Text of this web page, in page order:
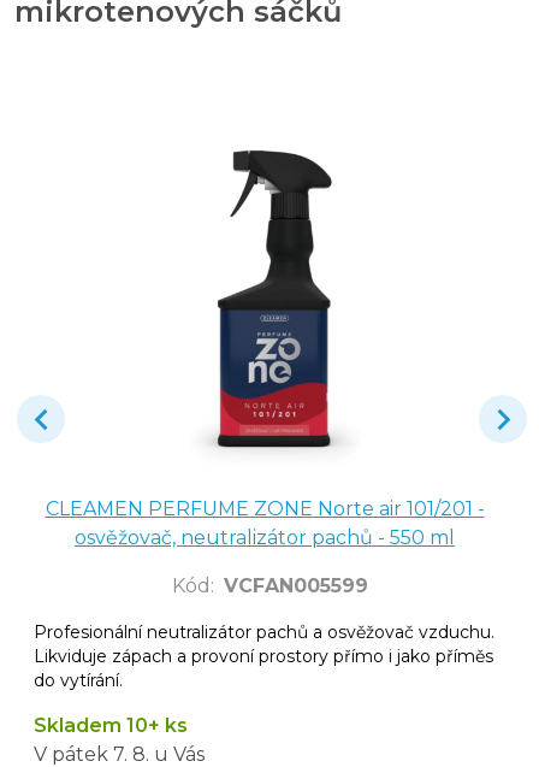
mikrotenových sáčků
CLEAMEN PERFUME ZONE Norte air 101/201 -
osvěžovač, neutralizátor pachů - 550 ml
Kód : VCFAN005599
Profesionální neutralizátor pachů a osvěžovač vzduchu.
Likviduje zápach a provoní prostory přímo i jako příměs
do vytírání.
Skladem 10+ ks
V pátek 7. 8. u Vás